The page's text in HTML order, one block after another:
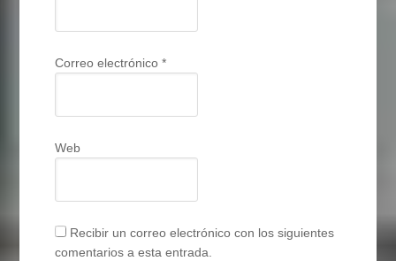
Correo electrónico*
Web
Recibir un correo electrónico con los siguientes
comentarios a esta entrada.